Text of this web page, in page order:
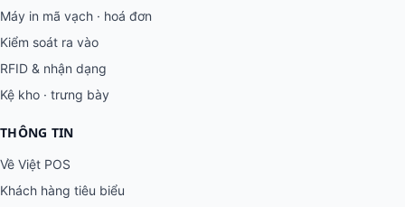
Máy in mã vạch · hoá đơn
Kiểm soát ra vào
RFID & nhận dạng
Kệ kho · trưng bày
THÔNG TIN
Về Việt POS
Khách hàng tiêu biểu